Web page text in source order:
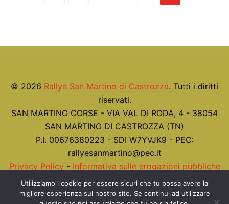
© 2026 Rallye San Martino di Castrozza. Tutti i diritti
riservati.
SAN MARTINO CORSE - VIA VAL DI RODA, 4 - 38054
SAN MARTINO DI CASTROZZA (TN)
P.I. 00676380223 - SDI W7YVJK9 - PEC:
rallyesanmartino@pec.it
Privacy Policy - Informativa sulle erogazioni pubbliche
ex art. 1 co. 125 L. 124/2017
Utilizziamo i cookie per essere sicuri che tu possa avere la
migliore esperienza sul nostro sito. Se continui ad utilizzare